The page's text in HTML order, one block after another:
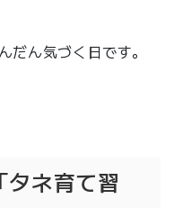
ん気づく日です。
ネ育て習